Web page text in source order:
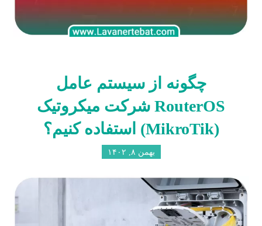
چگونه از سیستم عامل
RouterOS شرکت میکروتیک
(MikroTik) استفاده کنیم؟
بهمن ۸, ۱۴۰۲